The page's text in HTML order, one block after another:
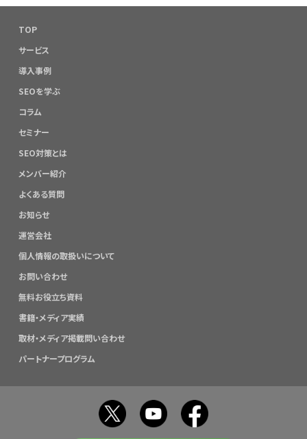
TOP
サービス
導入事例
SEOを学ぶ
コラム
セミナー
SEO対策とは
メンバー紹介
よくある質問
お知らせ
運営会社
個人情報の取扱いについて
お問い合わせ
無料お役立ち資料
書籍・メディア実績
取材・メディア掲載問い合わせ
パートナープログラム